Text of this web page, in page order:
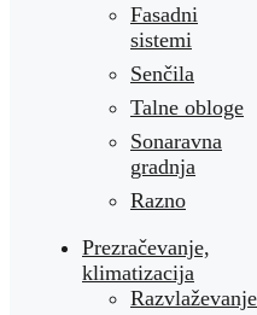
Fasadni
sistemi
Senčila
Talne obloge
Sonaravna
gradnja
Razno
Prezračevanje,
klimatizacija
Razvlaževanje